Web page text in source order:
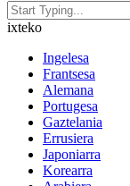
ixteko
Ingelesa
Frantsesa
Alemana
Portugesa
Gaztelania
Errusiera
Japoniarra
Korearra